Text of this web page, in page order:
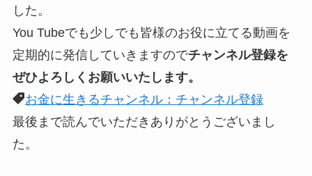
した。
You Tubeでも少しでも皆様のお役に立てる動画を
定期的に発信していきますのでチャンネル登録を
ぜひよろしくお願いいたします。
お金に生きるチャンネル：チャンネル登録
最後まで読んでいただきありがとうございまし
た。